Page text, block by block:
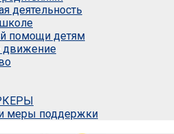
деятельность
помощи детям
движение
меры поддержки